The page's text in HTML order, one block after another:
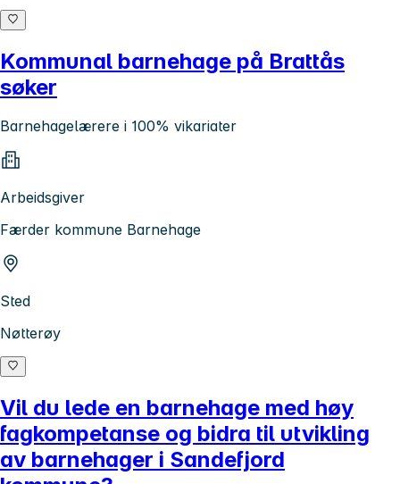
Kommunal barnehage på Brattås
søker
Barnehagelærere i 100% vikariater
Arbeidsgiver
Færder kommune Barnehage
Sted
Nøtterøy
Vil du lede en barnehage med høy
fagkompetanse og bidra til utvikling
av barnehager i Sandefjord